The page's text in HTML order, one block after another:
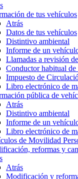
de tus vehículos
Atrás
Datos de tus vehículos
Distintivo ambiental
Informe de un
Llamadas a revisión
Conductor habitual
Impuesto de
Libro electrónico de
pública de
Atrás
Distintivo ambiental
Informe de un
Libro electrónico de
de Movilidad
reformas y
Atrás
Modificación y